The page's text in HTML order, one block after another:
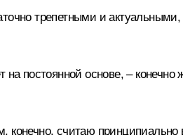
трепетными и
постоянной основе, – конечно
конечно, считаю